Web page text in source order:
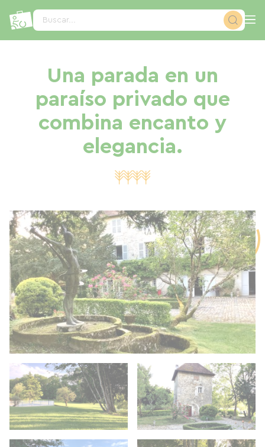
Buscar...
Una parada en un
paraíso privado que
combina encanto y
elegancia.
Panel de gestión de cookies